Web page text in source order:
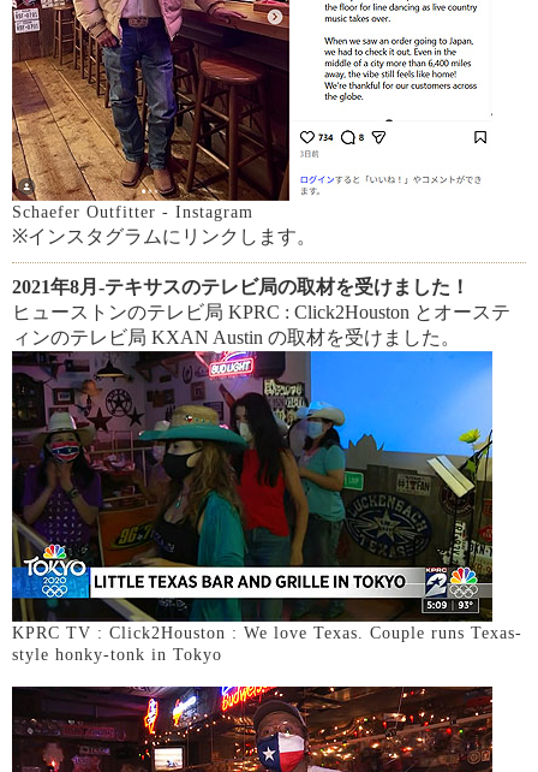
Schaefer Outfitter - Instagram
※インスタグラムにリンクします。
2021年8月-テキサスのテレビ局の取材を受けました！
ヒューストンのテレビ局 KPRC : Click2Houston とオーステ
ィンのテレビ局 KXAN Austin の取材を受けました。
KPRC TV : Click2Houston : We love Texas. Couple runs Texas-
style honky-tonk in Tokyo